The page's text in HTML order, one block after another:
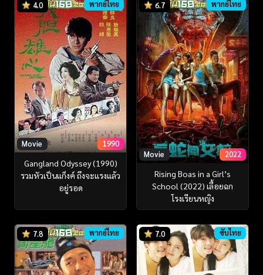
4.0 พากย์ไทย
Movie 1990
Gangland Odyssey (1990)
รวมหัวเป็นแก็งค์ ถึงจะแรงแล้ว
อยู่รอด
6.7 พากย์ไทย
Movie 2022
Rising Boas in a Girl’s
School (2022) เลื้อยฉก
โรงเรียนหญิง
7.8 พากย์ไทย 7.0 ซับไทย